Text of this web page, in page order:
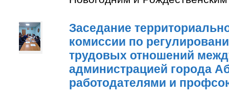
Заседание
комиссии по
трудовых отношений
администрацией города
работодателями и